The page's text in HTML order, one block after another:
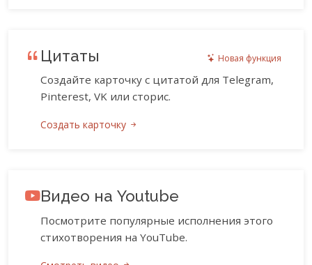
Цитаты Новая функция
Создайте карточку с цитатой для Telegram,
Pinterest, VK или сторис.
Создать карточку
Видео на Youtube
Посмотрите популярные исполнения этого
стихотворения на YouTube.